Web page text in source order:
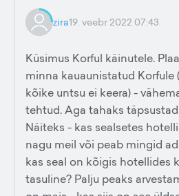
zira19. veebr 2022 07:43
Küsimus Korful käinutele.
minna kauaunistatud Korfule
kõike untsu ei keera) -
tehtud. Aga tahaks
Näiteks - kas sealsetes
nagu meil või peab mingid
kas seal on kõigis hotellides
tasuline? Palju peaks